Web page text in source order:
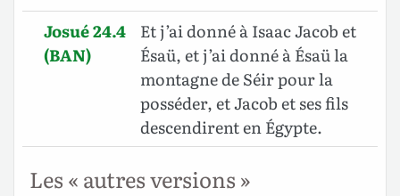
Josué 24.4
(BAN)
Et j’ai donné à Isaac Jacob et
Ésaü, et j’ai donné à Ésaü la
montagne de Séir pour la
posséder, et Jacob et ses fils
descendirent en Égypte.
Les « autres versions »